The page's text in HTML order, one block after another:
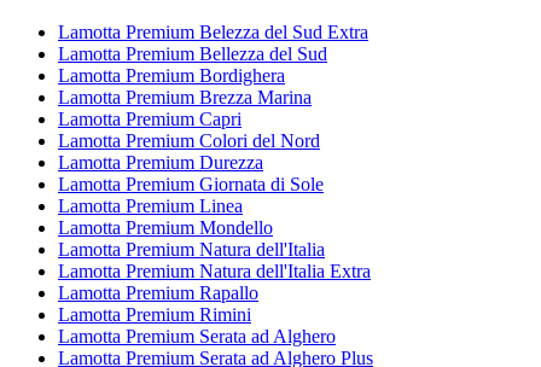
Lamotta Premium Belezza del Sud Extra
Lamotta Premium Bellezza del Sud
Lamotta Premium Bordighera
Lamotta Premium Brezza Marina
Lamotta Premium Capri
Lamotta Premium Colori del Nord
Lamotta Premium Durezza
Lamotta Premium Giornata di Sole
Lamotta Premium Linea
Lamotta Premium Mondello
Lamotta Premium Natura dell'Italia
Lamotta Premium Natura dell'Italia Extra
Lamotta Premium Rapallo
Lamotta Premium Rimini
Lamotta Premium Serata ad Alghero
Lamotta Premium Serata ad Alghero Plus